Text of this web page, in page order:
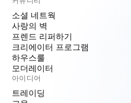
소셜 네트웍
사랑의 벽
프렌드 리퍼하기
크리에이터 프로그램
하우스룰
모더레이터
아이디어
트레이딩